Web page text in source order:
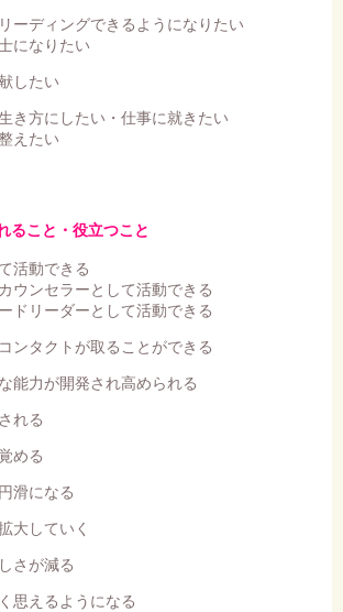
ーディングできるようになりたい
になりたい
したい
き方にしたい・仕事に就きたい
えたい
ること・役立つこと
活動できる
ウンセラーとして活動できる
ドリーダーとして活動できる
ンタクトが取ることができる
能力が開発され高められる
れる
める
滑になる
大していく
さが減る
思えるようになる